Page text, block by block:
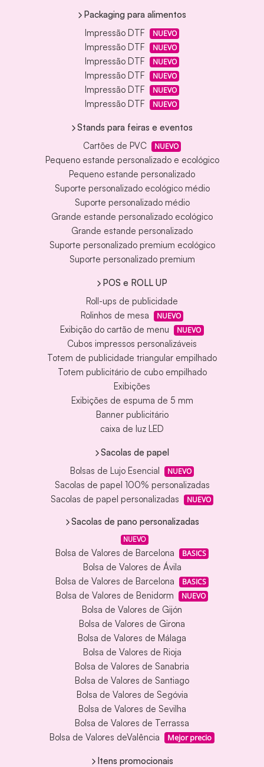
Packaging para alimentos
Impressão DTF
NUEVO
Impressão DTF NUEVO
Impressão DTF NUEVO
Impressão DTF NUEVO
Impressão DTF NUEVO
Impressão DTF NUEVO
Stands para feiras e eventos
Cartões de PVC
NUEVO
Pequeno estande personalizado e ecológico
Pequeno estande personalizado
Suporte personalizado ecológico médio
Suporte personalizado médio
Grande estande personalizado ecológico
Grande estande personalizado
Suporte personalizado premium ecológico
Suporte personalizado premium
POS e ROLL UP
Roll-ups de publicidade
Rolinhos de mesa
NUEVO
Exibição do cartão de menu NUEVO
Cubos impressos personalizáveis
Totem de publicidade triangular empilhado
Totem publicitário de cubo empilhado
Exibições
Exibições de espuma de 5 mm
Banner publicitário
caixa de luz LED
Sacolas de papel
Bolsas de Lujo Esencial
NUEVO
Sacolas de papel 100% personalizadas
Sacolas de papel personalizadas
NUEVO
Sacolas de pano personalizadas
NUEVO
Bolsa de Valores de Barcelona BASICS
Bolsa de Valores de Ávila
Bolsa de Valores de Barcelona
BASICS
Bolsa de Valores de Benidorm NUEVO
Bolsa de Valores de Gijón
Bolsa de Valores de Girona
Bolsa de Valores de Málaga
Bolsa de Valores de Rioja
Bolsa de Valores de Sanabria
Bolsa de Valores de Santiago
Bolsa de Valores de Segóvia
Bolsa de Valores de Sevilha
Bolsa de Valores de Terrassa
Bolsa de Valores deValência
Mejor precio
Itens promocionais